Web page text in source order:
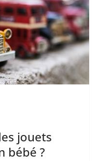
jouets
bébé ?